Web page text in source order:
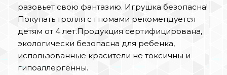
разовьет свою фантазию. Игрушка безопасна!
Покупать тролля с гномами рекомендуется
детям от 4 лет.Продукция сертифицирована,
экологически безопасна для ребенка,
использованные красители не токсичны и
гипоаллергенны.